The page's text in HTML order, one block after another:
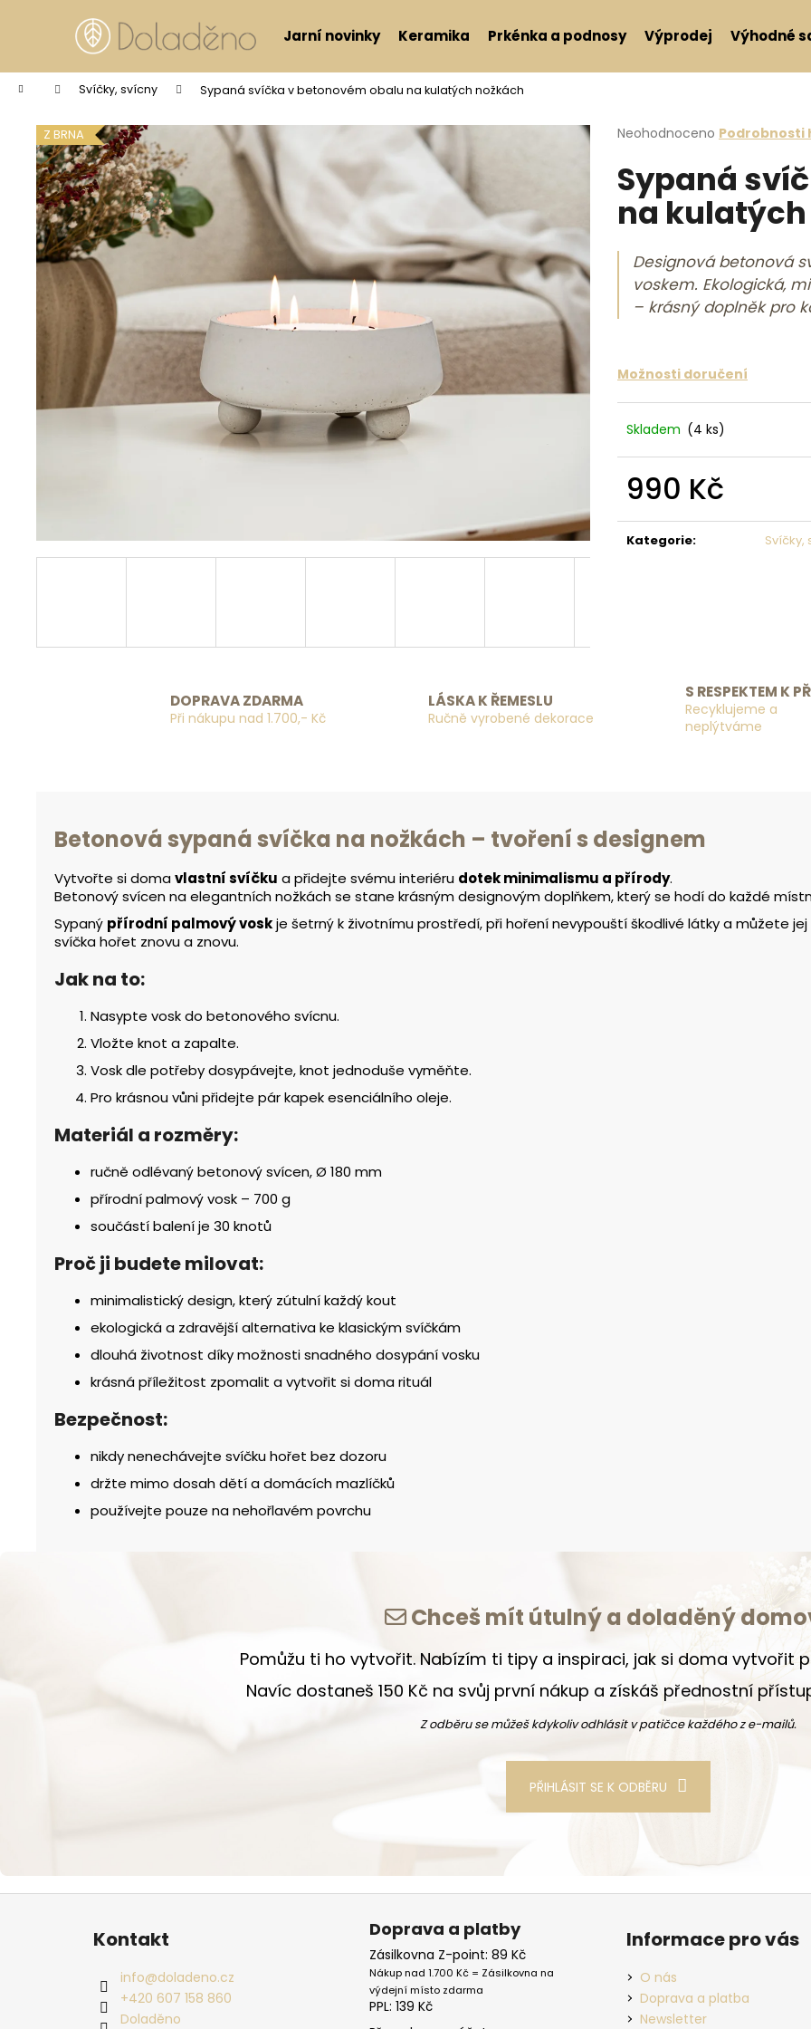
Jarní novinky Keramika Prkénka a podnosy Výprodej Výhodné
Domů Svíčky, svícny Sypaná svíčka v betonovém obalu na kulatých nožkách
Průměrné hodnocení
Neohodnoceno Podrobnosti
Sypaná
na
Designová betonová
voskem. Ekologická,
– krásný doplněk pro
Možnosti doručení
Skladem (4 ks)
990 Kč
Kategorie: Svíčky,
Z BRNA
DOPRAVA ZDARMA
Při nákupu nad 1.700,- Kč
LÁSKA K ŘEMESLU
Ručně vyrobené dekorace
S RESPEKTEM K
Recyklujeme a
neplýtváme
Betonová sypaná svíčka na nožkách – tvoření s designem
Vytvořte si domavlastní svíčku a přidejte svému interiéru dotek minimalismu a přírody.
Betonový svícen na elegantních nožkách se stane krásným designovým doplňkem, který se hodí do každé
Sypaný přírodní palmový voskje šetrný k životnímu prostředí, při hoření nevypouští škodlivé látky a můžete
svíčka hořet znovu a znovu.
Jak na to:
Nasypte vosk do betonového svícnu.
Vložte knot a zapalte.
Vosk dle potřeby dosypávejte, knot jednoduše vyměňte.
Pro krásnou vůni přidejte pár kapek esenciálního oleje.
Materiál a rozměry:
ručně odlévaný betonový svícen, Ø 180 mm
přírodní palmový vosk – 700 g
součástí balení je 30 knotů
Proč ji budete milovat:
minimalistický design, který zútulní každý kout
ekologická a zdravější alternativa ke klasickým svíčkám
dlouhá životnost díky možnosti snadného dosypání vosku
krásná příležitost zpomalit a vytvořit si doma rituál
Bezpečnost:
nikdy nenechávejte svíčku hořet bez dozoru
držte mimo dosah dětí a domácích mazlíčků
používejte pouze na nehořlavém povrchu
Chceš mít útulný a doladěný
Pomůžu ti ho vytvořit. Nabízím ti tipy a inspiraci, jak si doma vytvořit
Navíc dostaneš 150 Kč na svůj první nákup a získáš přednostní
Z odběru se můžeš kdykoliv odhlásit v patičce každého z e-mailů.
PŘIHLÁSIT SE K ODBĚRU
Zpět
do
obchodu
Zpět
do
obchodu
Co potřebujete najít?
HLEDAT
Doporučujeme
Zápatí
Kontakt
info@doladeno.cz
+420 607 158 860
Doladěno
Doprava a platby
Zásilkovna Z-point: 89 Kč
Nákup nad 1.700 Kč = Zásilkovna na
výdejní místo zdarma
PPL: 139 Kč
Informace pro vás
O nás
Doprava a platba
Newsletter